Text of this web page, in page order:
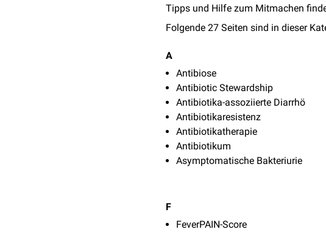
Tipps und Hilfe zum Mitmachen
Folgende 27 Seiten sind in dieser
A
Antibiose
Antibiotic Stewardship
Antibiotika-assoziierte Diarrhö
Antibiotikaresistenz
Antibiotikatherapie
Antibiotikum
Asymptomatische Bakteriurie
F
FeverPAIN-Score